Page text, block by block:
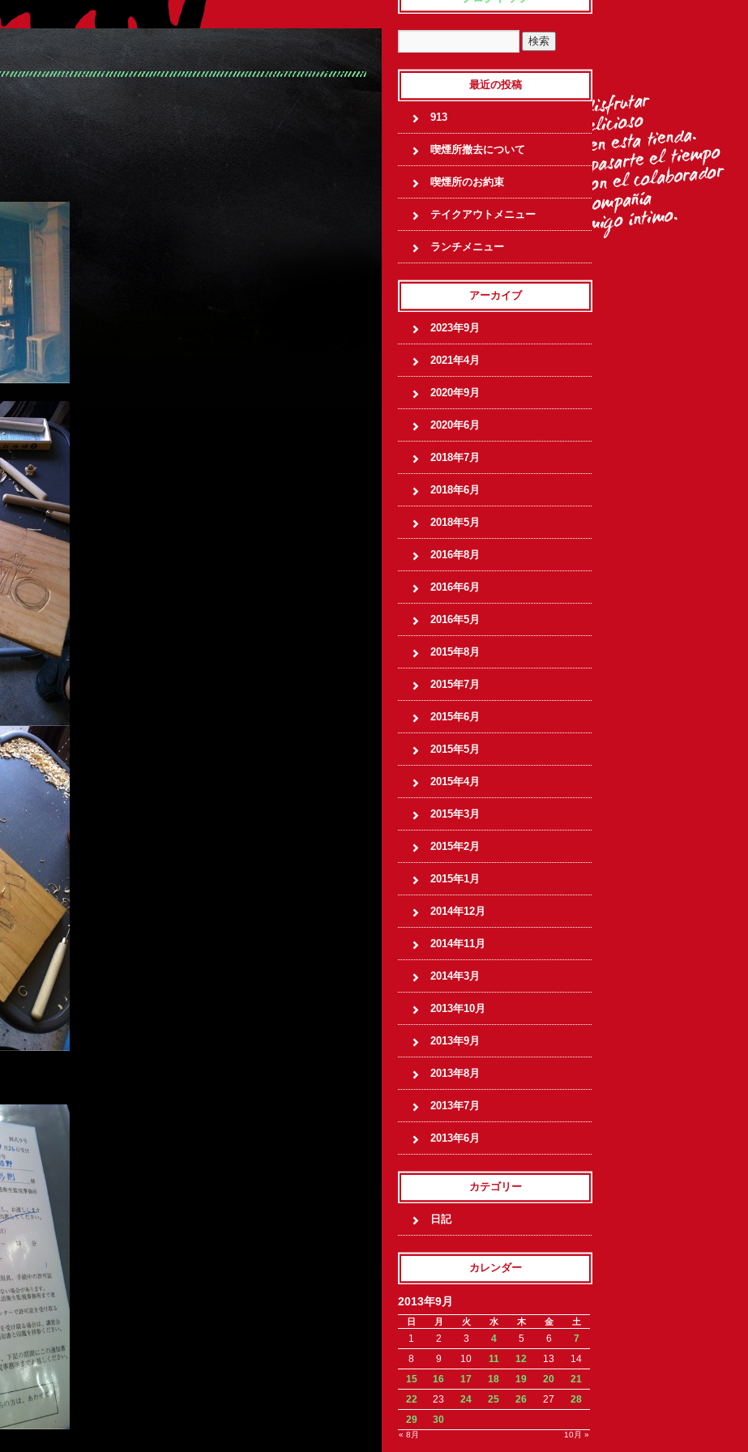
最近の投稿
913
喫煙所撤去について
喫煙所のお約束
テイクアウトメニュー
ランチメニュー
アーカイブ
2023年9月
2021年4月
2020年9月
2020年6月
2018年7月
2018年6月
2018年5月
2016年8月
2016年6月
2016年5月
2015年8月
2015年7月
2015年6月
2015年5月
2015年4月
2015年3月
2015年2月
2015年1月
2014年12月
2014年11月
2014年3月
2013年10月
2013年9月
2013年8月
2013年7月
2013年6月
カテゴリー
日記
カレンダー
2013年9月
日 月 火 水 木 金 土
« 8月 10月 »
1 2 3 4 5 6
7
8
9 10 11 12 13
14
15
16 17 18 19 20
21
22
23 24 25 26 27
28
29
30